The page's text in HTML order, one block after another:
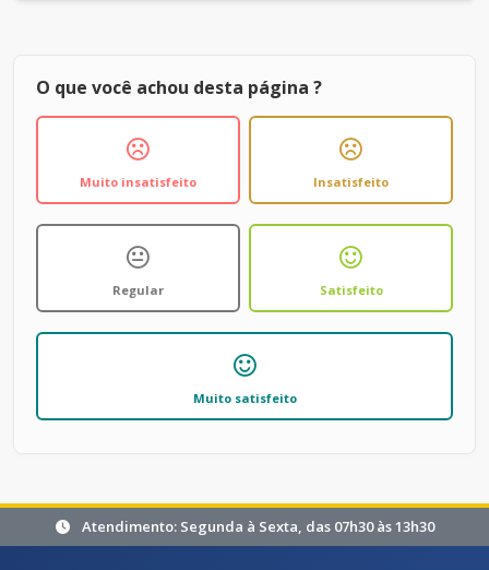
O que você achou desta página ?
Muito insatisfeito Insatisfeito
Regular Satisfeito
Muito satisfeito
Atendimento: Segunda à Sexta, das 07h30 às 13h30